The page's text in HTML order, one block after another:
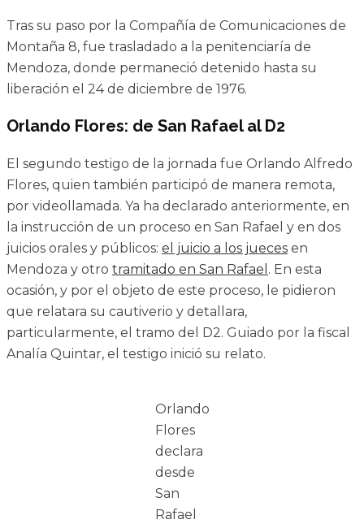
Tras su paso por la Compañía de Comunicaciones de
Montaña 8, fue trasladado a la penitenciaría de
Mendoza, donde permaneció detenido hasta su
liberación el 24 de diciembre de 1976.
Orlando Flores: de San Rafael al D2
El segundo testigo de la jornada fue Orlando Alfredo
Flores, quien también participó de manera remota,
por videollamada. Ya ha declarado anteriormente, en
la instrucción de un proceso en San Rafael y en dos
juicios orales y públicos: el juicio a los jueces en
Mendoza y otro tramitado en San Rafael . En esta
ocasión, y por el objeto de este proceso, le pidieron
que relatara su cautiverio y detallara,
particularmente, el tramo del D2. Guiado por la fiscal
Analía Quintar, el testigo inició su relato.
Orlando
Flores
declara
desde
San
Rafael